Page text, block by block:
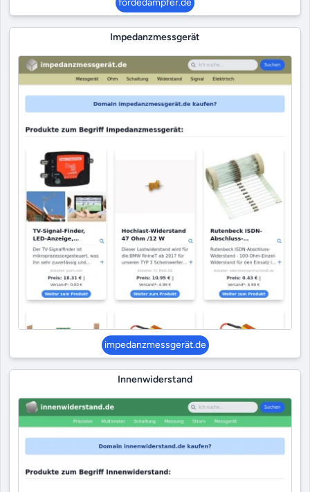
fördedampfer.de
Impedanzmessgerät
impedanzmessgerät.de
Innenwiderstand